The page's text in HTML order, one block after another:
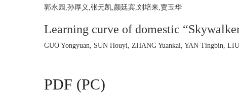
郭永园,孙厚义,张元凯,颜廷宾,刘培来,贾玉华
Learning curve of domestic
GUO Yongyuan, SUN Houyi, ZHANG Yuankai, YAN Tingbin,
PDF (PC)